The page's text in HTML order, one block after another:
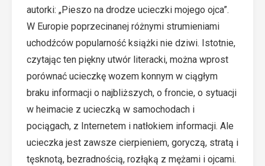
autorki: „Pieszo na drodze ucieczki mojego ojca”.
W Europie poprzecinanej różnymi strumieniami
uchodźców popularność książki nie dziwi. Istotnie,
czytając ten piękny utwór literacki, można wprost
porównać ucieczkę wozem konnym w ciągłym
braku informacji o najbliższych, o froncie, o sytuacji
w heimacie z ucieczką w samochodach i
pociągach, z Internetem i natłokiem informacji. Ale
ucieczka jest zawsze cierpieniem, goryczą, stratą i
tęsknotą, bezradnością, rozłąką z mężami i ojcami.